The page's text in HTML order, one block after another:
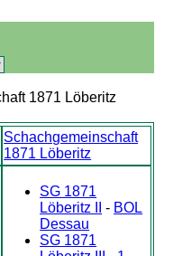
1871 Löberitz
Schachgemeinschaft
1871 Löberitz
SG 1871
Löberitz II
- BOL
Dessau
SG 1871